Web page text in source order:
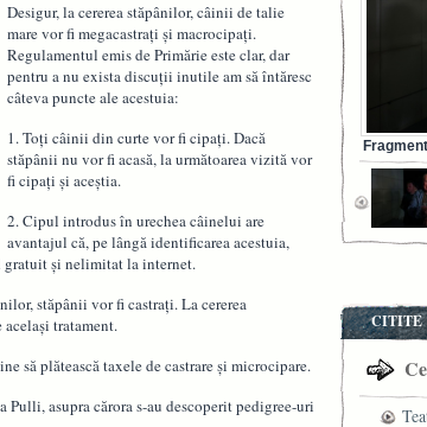
Desigur, la cererea stăpânilor, câinii de talie
mare vor fi megacastraţi şi macrocipaţi.
Regulamentul emis de Primărie este clar, dar
pentru a nu exista discuţii inutile am să întăresc
câteva puncte ale acestuia:
1. Toţi câinii din curte vor fi cipaţi. Dacă
stăpânii nu vor fi acasă, la următoarea vizită vor
fi cipaţi şi aceştia.
2. Cipul introdus în urechea câinelui are
avantajul că, pe lângă identificarea acestuia,
gratuit şi nelimitat la internet.
stăpânii vor fi castraţi. La cererea
tratament.
să plătească taxele de castrare şi microcipare.
asupra cărora s-au descoperit pedigree-uri
CITITE